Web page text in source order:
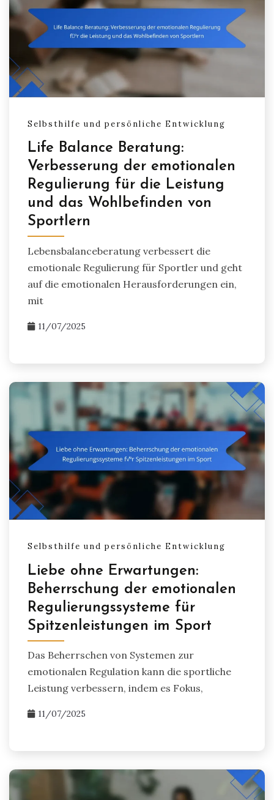
Selbsthilfe und persönliche Entwicklung
Life Balance Beratung:
Verbesserung der emotionalen
Regulierung für die Leistung
und das Wohlbefinden von
Sportlern
Lebensbalanceberatung verbessert die
emotionale Regulierung für Sportler und geht
auf die emotionalen Herausforderungen ein,
mit
11/07/2025
Selbsthilfe und persönliche Entwicklung
Liebe ohne Erwartungen:
Beherrschung der emotionalen
Regulierungssysteme für
Spitzenleistungen im Sport
Das Beherrschen von Systemen zur
emotionalen Regulation kann die sportliche
Leistung verbessern, indem es Fokus,
11/07/2025